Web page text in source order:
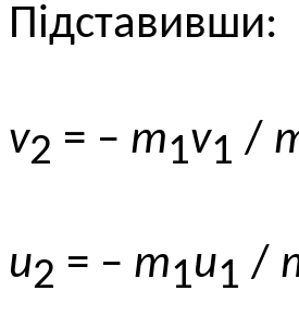
Підставивши:
v2 = – m1v1 /
u2 = – m1u1 /